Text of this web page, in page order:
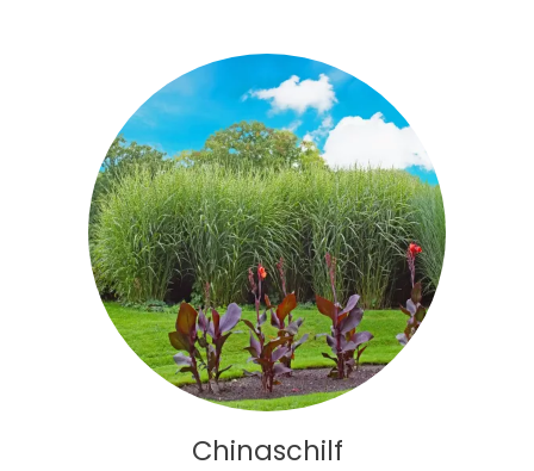
Chinaschilf